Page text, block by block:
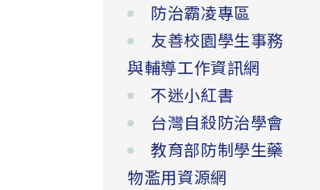
防治霸凌專區
友善校園學生事務
與輔導工作資訊網
不迷小紅書
台灣自殺防治學會
教育部防制學生藥
物濫用資源網